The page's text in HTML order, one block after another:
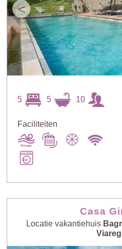
<
5 5 10
Faciliteiten
Casa
Locatie vakantiehuis